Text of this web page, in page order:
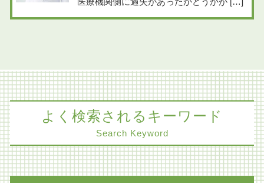
よく検索されるキーワード
Search Keyword